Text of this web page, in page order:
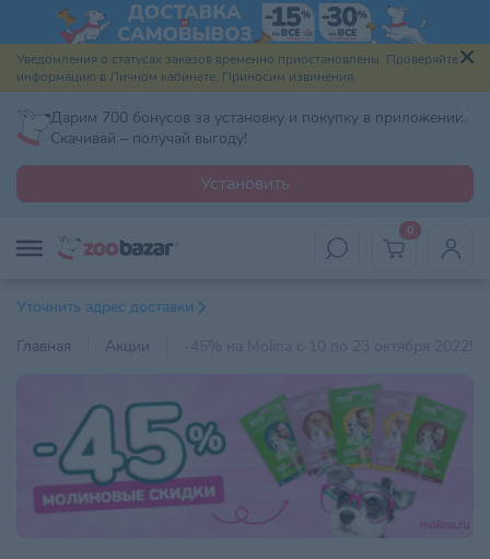
Уведомления о статусах заказов временно приостановлены. Проверяйте
информацию в Личном кабинете. Приносим извинения.
Дарим 700 бонусов за установку и покупку в приложении.
Скачивай – получай выгоду!
Установить
0
Уточнить адрес доставки
Главная
Акции